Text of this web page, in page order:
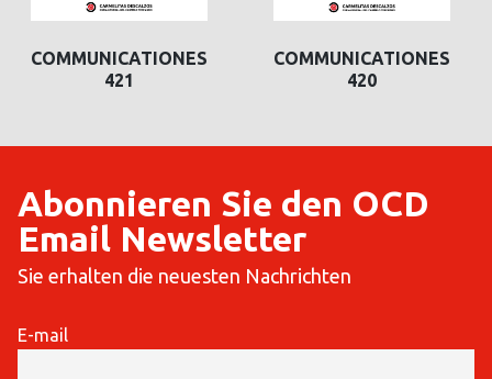
COMMUNICATIONES
421
COMMUNICATIONES
420
Abonnieren Sie den OCD
Email Newsletter
Sie erhalten die neuesten Nachrichten
E-mail